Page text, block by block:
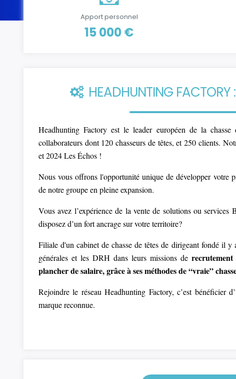
Apport personnel
15 000 €
HEADHUNTING
Headhunting Factory est le leader européen de la
collaborateurs dont 120 chasseurs de têtes, et 250 clients.
et 2024 Les Échos !
Nous vous offrons l'opportunité unique de développer votre
de notre groupe en pleine expansion.
Vous avez l’expérience de la vente de solutions ou
disposez d’un fort ancrage sur votre territoire?
Filiale d'un cabinet de chasse de têtes de dirigeant fondé il y
générales et les DRH dans leurs missions de
plancher de salaire, grâce à ses méthodes de “vraie”
Rejoindre le réseau Headhunting Factory, c’est bénéficier
marque reconnue.